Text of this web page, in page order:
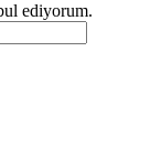
ediyorum.